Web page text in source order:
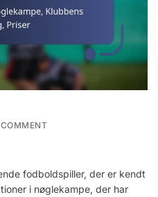
ON
KLUBBENS
BIDRAG,
fodboldspiller, der er kendt
i nøglekampe, der har